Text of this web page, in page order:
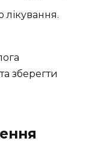
лікування.
зберегти